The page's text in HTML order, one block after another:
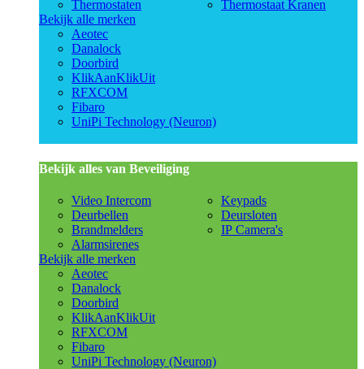
Thermostaten
Thermostaat Kranen
Bekijk alle merken
Aeotec
Danalock
Doorbird
KlikAanKlikUit
RFXCOM
Fibaro
UniPi Technology (Neuron)
Bekijk alles van Beveiliging
Video Intercom
Deurbellen
Brandmelders
Alarmsirenes
Keypads
Deursloten
IP Camera's
Bekijk alle merken
Aeotec
Danalock
Doorbird
KlikAanKlikUit
RFXCOM
Fibaro
UniPi Technology (Neuron)